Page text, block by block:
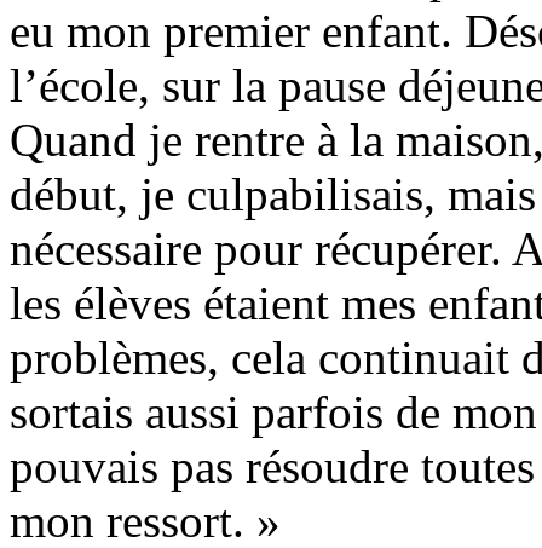
eu mon premier enfant.
l’école, sur la pause
Quand je rentre à la
début, je culpabilisais, mais
nécessaire pour récupérer.
les élèves étaient mes
problèmes, cela continuait
sortais aussi parfois de
pouvais pas résoudre
mon ressort. »